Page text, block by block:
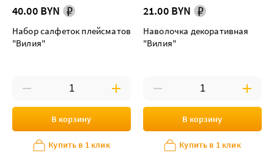
40.00 BYN
Набор салфеток плейсматов
"Вилия"
В корзину
Купить в 1 клик
21.00 BYN
Наволочка декоративная
"Вилия"
В корзину
Купить в 1 клик